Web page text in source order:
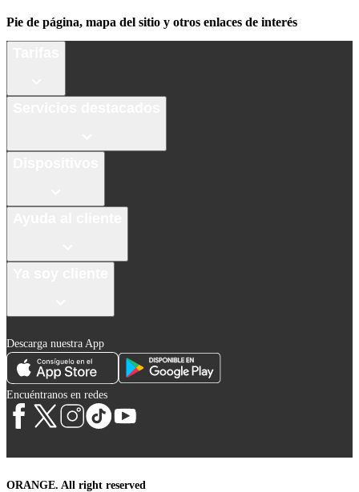
Pie de página, mapa del sitio y otros enlaces de interés
Descarga nuestra App
Encuéntranos en redes
ORANGE. All right reserved